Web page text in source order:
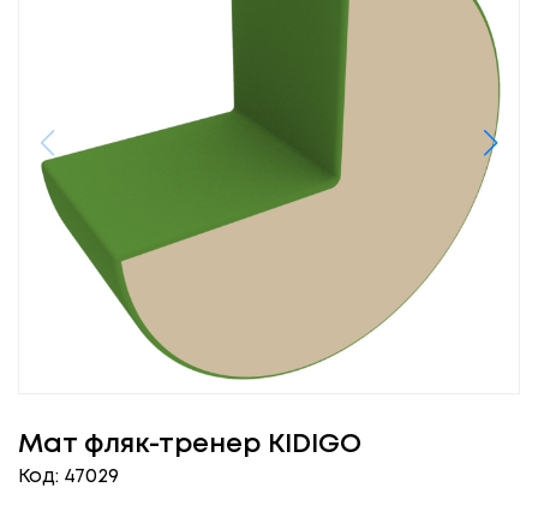
Мат фляк-тренер KIDIGO
Код: 47029